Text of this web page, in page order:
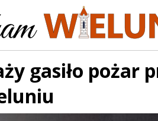
gasiło pożar